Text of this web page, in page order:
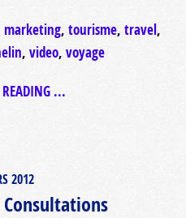
marketing, tourisme, travel,
, video, voyage
...
2012